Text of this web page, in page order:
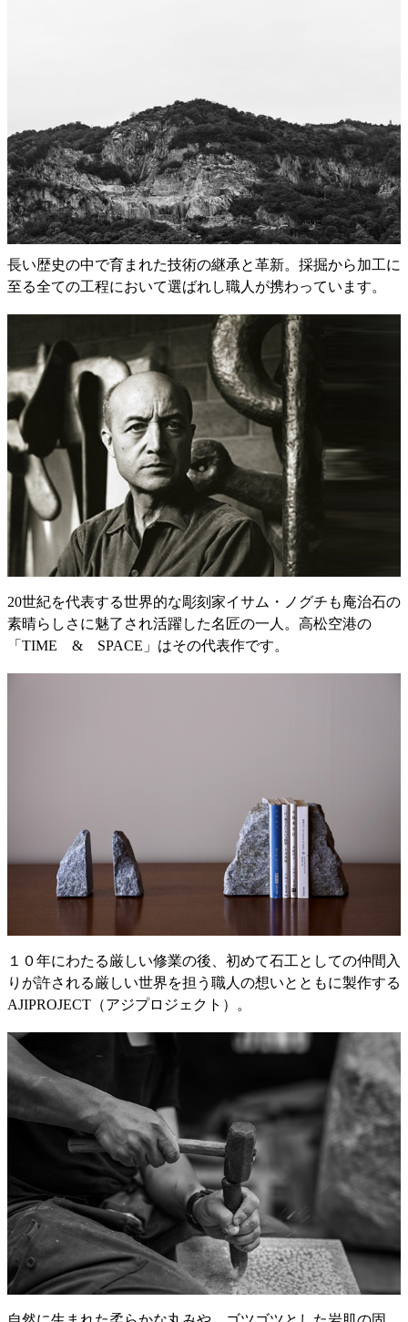
長い歴史の中で育まれた技術の継承と革新。採掘から加工に
至る全ての工程において選ばれし職人が携わっています。
20世紀を代表する世界的な彫刻家イサム・ノグチも庵治石の
素晴らしさに魅了され活躍した名匠の一人。高松空港の
「TIME & SPACE」はその代表作です。
１０年にわたる厳しい修業の後、初めて石工としての仲間入
りが許される厳しい世界を担う職人の想いとともに製作する
AJIPROJECT（アジプロジェクト）。